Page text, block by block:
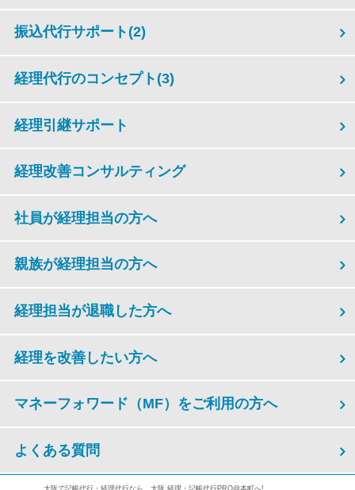
振込代行サポート (2)
経理代行のコンセプト (3)
経理引継サポート
経理改善コンサルティング
社員が経理担当の方へ
親族が経理担当の方へ
経理担当が退職した方へ
経理を改善したい方へ
マネーフォワード（MF）をご利用の方へ
よくある質問